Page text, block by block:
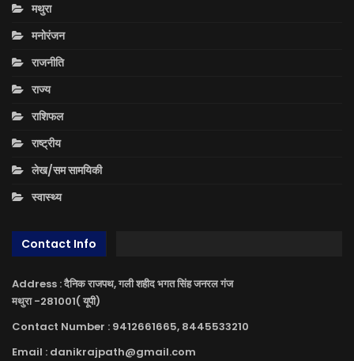
मथुरा
मनोरंजन
राजनीति
राज्य
राशिफल
राष्ट्रीय
लेख/सम सामयिकी
स्वास्थ्य
Contact Info
Address : दैनिक राजपथ, गली शहीद भगत सिंह जनरल गंज
मथुरा -281001( यूपी)
Contact Number : 9412661665, 8445533210
Email : danikrajpath@gmail.com